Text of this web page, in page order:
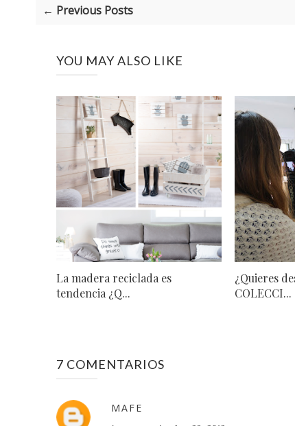
← Previous Posts
YOU MAY ALSO LIKE
La madera reciclada es
tendencia ¿Q...
¿Quieres
COLECCI...
7 COMENTARIOS
MAFE